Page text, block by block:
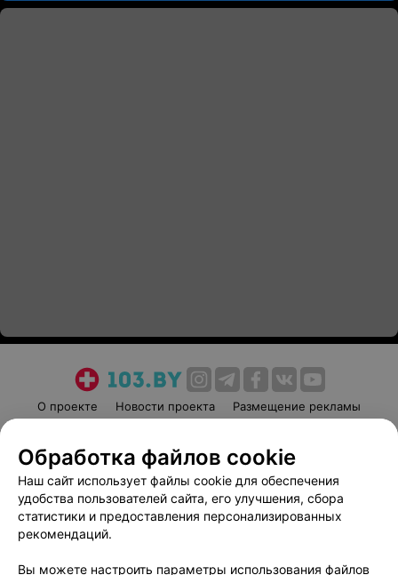
О проекте Новости проекта
Размещение рекламы
Пользовательское соглашение
Способы оплаты
Вакансии
Партнеры
Написать руководителю 103.by
Обработка файлов cookie
Наш сайт использует файлы cookie для обеспечения
удобства пользователей сайта, его улучшения, сбора
статистики и предоставления персонализированных
рекомендаций.
Вы можете настроить параметры использования файлов